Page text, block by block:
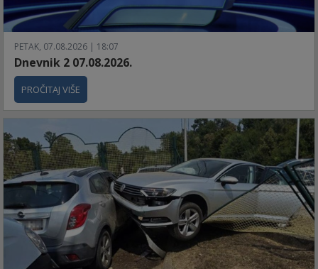
PETAK, 07.08.2026 | 18:07
Dnevnik 2 07.08.2026.
PROČITAJ VIŠE